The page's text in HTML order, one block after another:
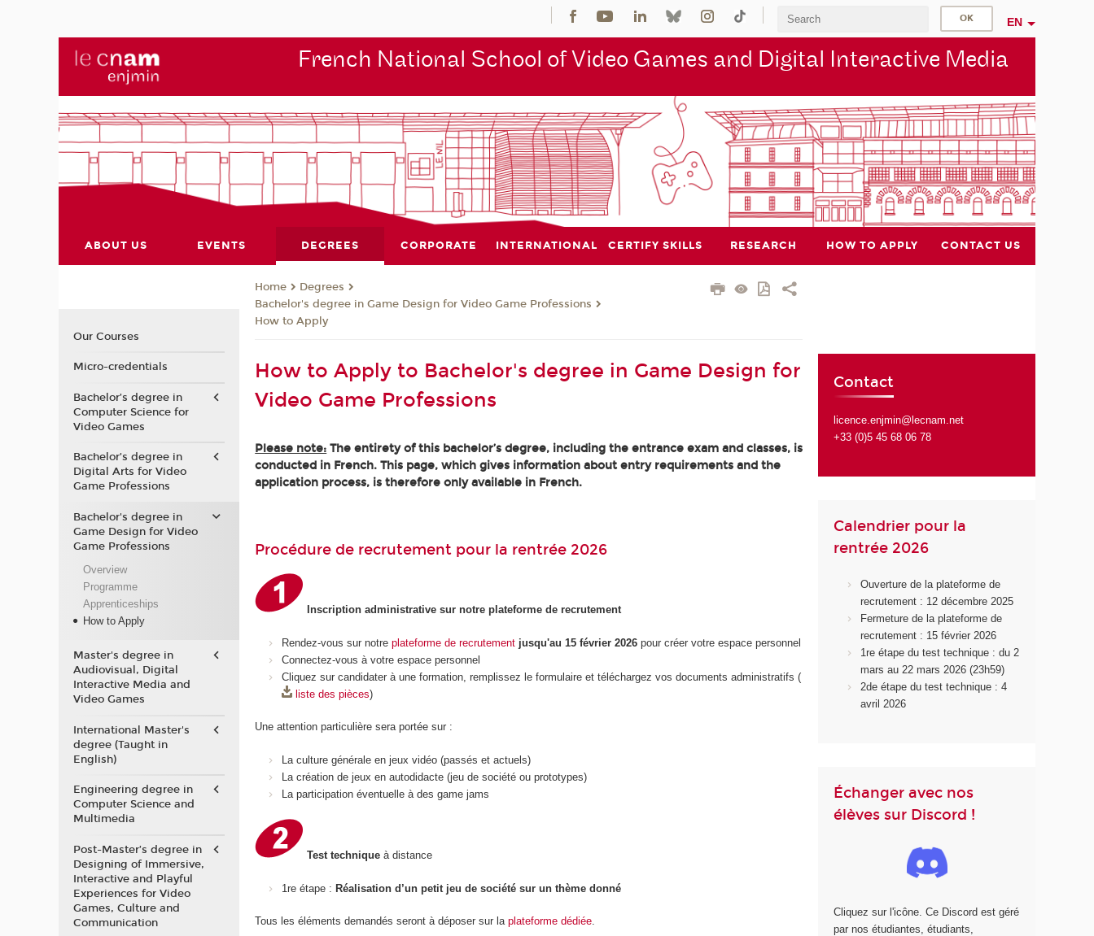
EN
French National School of Video Games and Digital Interactive Media
ABOUT US EVENTS DEGREES CORPORATE INTERNATIONAL CERTIFY SKILLS RESEARCH HOW TO APPLY CONTACT US
Home
Degrees
Bachelor's degree in Game Design for Video Game Professions
How to Apply
How to Apply to Bachelor's degree in Game Design for
Video Game Professions
Please note: The entirety of this bachelor’s degree, including the entrance exam and classes, is
conducted in French. This page, which gives information about entry requirements and the
application process, is therefore only available in French.
Procédure de recrutement pour la rentrée 2026
Inscription administrative sur notre plateforme de recrutement
Rendez-vous sur notre plateforme de recrutement jusqu'au 15 février 2026pour créer votre espace personnel
Connectez-vous à votre espace personnel
Cliquez sur candidater à une formation, remplissez le formulaire et téléchargez vos documents administratifs (
liste des pièces)
Une attention particulière sera portée sur :
La culture générale en jeux vidéo (passés et actuels)
La création de jeux en autodidacte (jeu de société ou prototypes)
La participation éventuelle à des game jams
Test technique à distance
1re étape : Réalisation d’un petit jeu de société sur un thème donné
Tous les éléments demandés seront à déposer sur laplateforme dédiée.
Contact
licence.enjmin@lecnam.net
+33 (0)5 45 68 06 78
Calendrier pour la
rentrée 2026
Ouverture de la plateforme de
recrutement : 12 décembre 2025
Fermeture de la plateforme de
recrutement : 15 février 2026
1re étape du test technique : du 2
mars au 22 mars 2026 (23h59)
2de étape du test technique : 4
avril 2026
Échanger avec nos
élèves sur Discord !
Cliquez sur l'icône. Ce Discord est géré
par nos étudiantes, étudiants,
Our Courses
Micro-credentials
Bachelor’s degree in
Computer Science for
Video Games
Bachelor’s degree in
Digital Arts for Video
Game Professions
Bachelor's degree in
Game Design for Video
Game Professions
Overview
Programme
Apprenticeships
How to Apply
Master's degree in
Audiovisual, Digital
Interactive Media and
Video Games
International Master's
degree (Taught in
English)
Engineering degree in
Computer Science and
Multimedia
Post-Master’s degree in
Designing of Immersive,
Interactive and Playful
Experiences for Video
Games, Culture and
Communication